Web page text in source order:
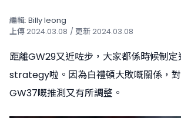
編輯: Billy Ieong
上傳2024.03.08 / 更新2024.03.08
距離GW29又近咗步，大家都係時候制
strategy啦。因為白禮頓大敗嘅關係，
GW37嘅推測又有所調整。